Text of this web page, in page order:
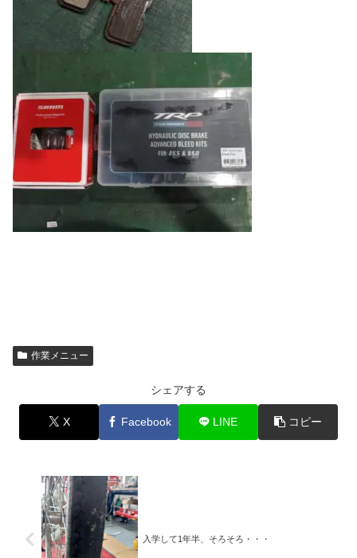
作業メニュー
シェアする
X Facebook LINE コピー
入学して1年半、そろそろ・・・